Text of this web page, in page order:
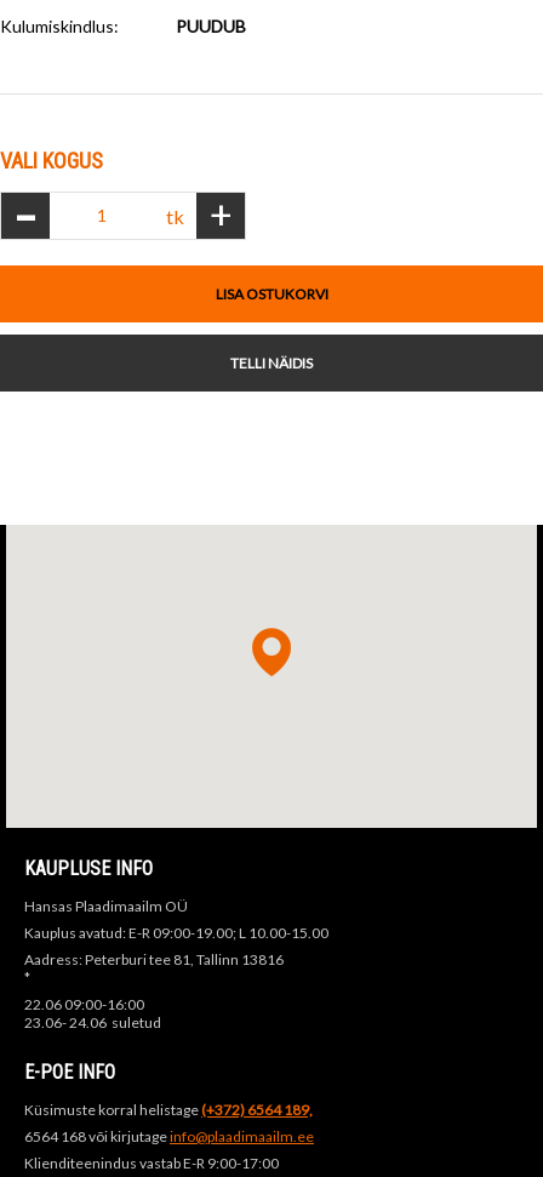
Kulumiskindlus: PUUDUB
VALI KOGUS
- tk +
LISA OSTUKORVI
TELLI NÄIDIS
KAUPLUSE INFO
Hansas Plaadimaailm OÜ
Kauplus avatud: E-R 09:00-19.00; L 10.00-15.00
Aadress: Peterburi tee 81, Tallinn 13816
*
22.06 09:00-16:00
23.06- 24.06 suletud
E-POE INFO
Küsimuste korral helistage(+372) 6564 189,
6564 168 või kirjutageinfo@plaadimaailm.ee
Klienditeenindus vastab E-R 9:00-17:00